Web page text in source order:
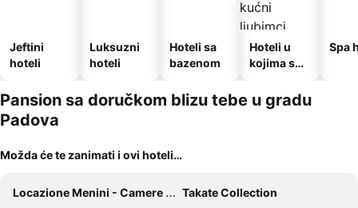
Jeftini
hoteli
Luksuzni
hoteli
Hoteli sa
bazenom
Hoteli u
kojima su
kućni
ljubimci
Spa
Pansion sa doručkom blizu tebe u gradu
Padova
Možda će te zanimati i ovi hoteli…
Locazione Menini - Camere zona stazione
Takate Collection